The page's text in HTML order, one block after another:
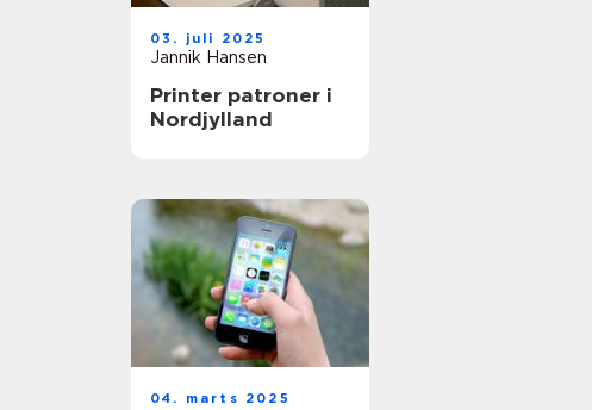
03. juli 2025
Jannik Hansen
Printer patroner i
Nordjylland
04. marts 2025